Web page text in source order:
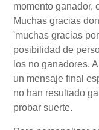
momento ganador,
Muchas gracias
'muchas gracias
posibilidad de
los no ganadores.
un mensaje final
no han resultado
probar suerte.